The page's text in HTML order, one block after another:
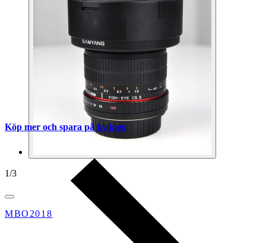
1/3
MBO2018
Köp mer och spara på frakten